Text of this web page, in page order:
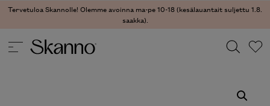
Tervetuloa Skannolle! Olemme avoinna ma-pe 10-18 (kesälauantait suljettu 1.8.
saakka).